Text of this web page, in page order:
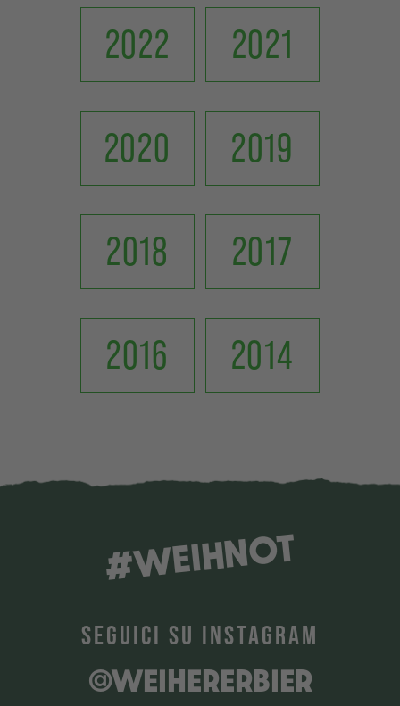
2022 2021
2020 2019
2018 2017
2016 2014
#WEIHNOT
SEGUICI SU INSTAGRAM
@WEIHERERBIER